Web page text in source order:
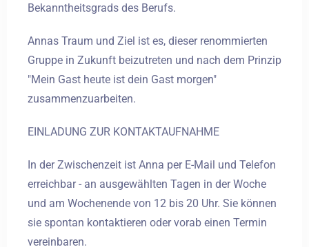
Bekanntheitsgrads des Berufs.
Annas Traum und Ziel ist es, dieser renommierten
Gruppe in Zukunft beizutreten und nach dem Prinzip
"Mein Gast heute ist dein Gast morgen"
zusammenzuarbeiten.
EINLADUNG ZUR KONTAKTAUFNAHME
In der Zwischenzeit ist Anna per E-Mail und Telefon
erreichbar - an ausgewählten Tagen in der Woche
und am Wochenende von 12 bis 20 Uhr. Sie können
sie spontan kontaktieren oder vorab einen Termin
vereinbaren.